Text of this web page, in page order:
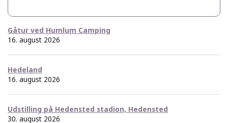
Gåtur ved Humlum Camping
16. august 2026
Hedeland
16. august 2026
Udstilling på Hedensted stadion, Hedensted
30. august 2026